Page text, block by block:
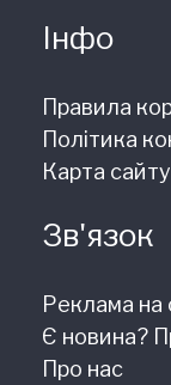
Інфо
Правила
Політика
Карта сайту
Зв'язок
Реклама на
Є новина?
Про нас